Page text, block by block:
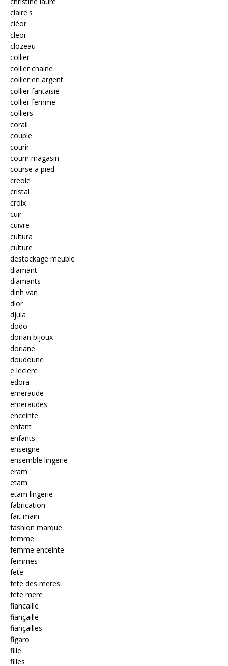
claire's
cléor
cleor
clozeau
collier
collier chaine
collier en argent
collier fantaisie
collier femme
colliers
corail
couple
courir
courir magasin
course a pied
creole
cristal
croix
cuir
cuivre
cultura
culture
destockage meuble
diamant
diamants
dinh van
dior
djula
dodo
dorian bijoux
doriane
doudoune
e leclerc
edora
emeraude
emeraudes
enceinte
enfant
enfants
enseigne
ensemble lingerie
eram
etam
etam lingerie
fabrication
fait main
fashion marque
femme
femme enceinte
femmes
fete
fete des meres
fete mere
fiancaille
fiançaille
fiançailles
figaro
fille
filles